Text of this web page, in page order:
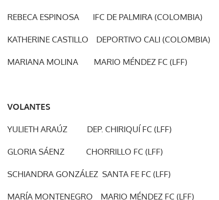
REBECA ESPINOSA IFC DE PALMIRA (COLOMBIA)
KATHERINE CASTILLO DEPORTIVO CALI (COLOMBIA)
MARIANA MOLINA MARIO MÉNDEZ FC (LFF)
VOLANTES
YULIETH ARAÚZ DEP. CHIRIQUÍ FC (LFF)
GLORIA SÁENZ CHORRILLO FC (LFF)
SCHIANDRA GONZÁLEZ SANTA FE FC (LFF)
MARÍA MONTENEGRO MARIO MÉNDEZ FC (LFF)